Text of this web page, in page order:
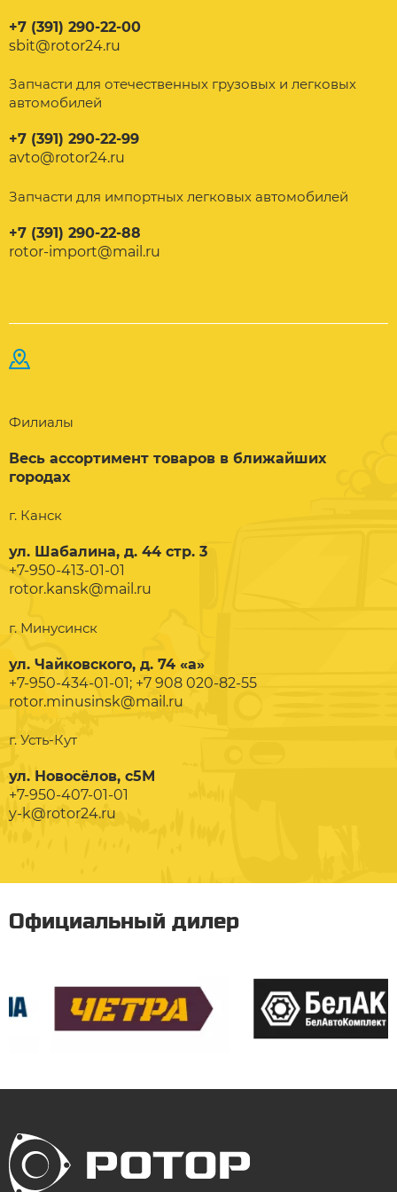
+7 (391) 290-22-00
sbit@rotor24.ru
Запчасти для отечественных грузовых и легковых
автомобилей
+7 (391) 290-22-99
avto@rotor24.ru
Запчасти для импортных легковых автомобилей
+7 (391) 290-22-88
rotor-import@mail.ru
Филиалы
Весь ассортимент товаров в ближайших
городах
г. Канск
ул. Шабалина, д. 44 стр. 3
+7-950-413-01-01
rotor.kansk@mail.ru
г. Минусинск
ул. Чайковского, д. 74 «а»
+7-950-434-01-01; +7 908 020-82-55
rotor.minusinsk@mail.ru
г. Усть-Кут
ул. Новосёлов, с5М
+7-950-407-01-01
y-k@rotor24.ru
Официальный дилер